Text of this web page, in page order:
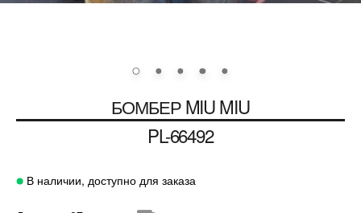
БОМБЕРMIU MIU
PL-66492
В наличии, доступно для заказа